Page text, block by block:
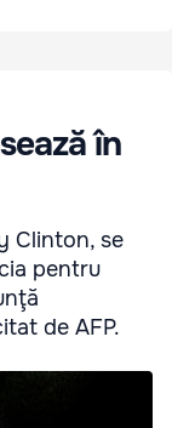
în
Clinton, se
pentru
de AFP.